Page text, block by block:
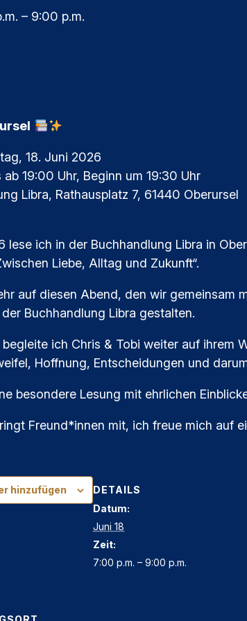
– 9:00 p.m.
18. Juni 2026
ab 19:00 Uhr, Beginn um 19:30 Uhr
Libra, Rathausplatz 7, 61440 Oberursel
lese ich in der Buchhandlung Libra in
Liebe, Alltag und Zukunft“.
auf diesen Abend, den wir
Buchhandlung Libra gestalten.
ich Chris & Tobi weiter auf ihrem
Hoffnung, Entscheidungen und
besondere Lesung mit ehrlichen
Freund*innen mit, ich freue mich auf
hinzufügen
DETAILS
Datum:
Juni 18
Zeit:
7:00 p.m. – 9:00 p.m.